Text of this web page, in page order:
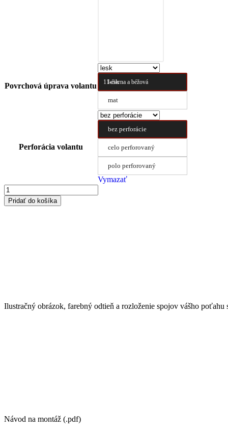
11-čierna a béžová
Povrchová úprava volantu lesk
mat
Perforácia volantu
bez perforácie
celo perforovaný
polo perforovaný
Vymazať
Pridať do košíka
Ilustračný obrázok, farebný odtieň a rozloženie spojov vášho poťahu
Návod na montáž (.pdf)